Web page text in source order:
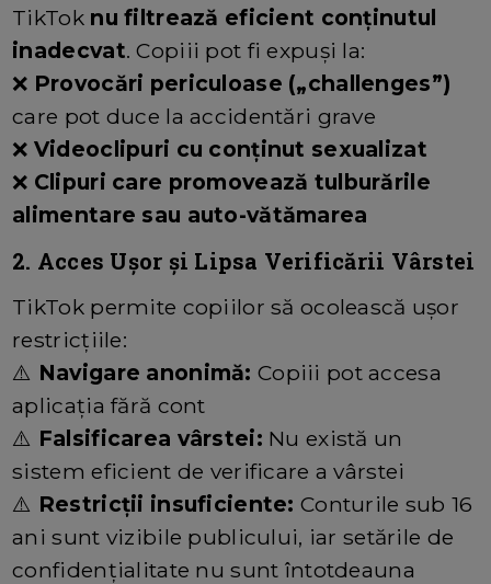
TikTok nu filtrează eficient conținutul
inadecvat. Copiii pot fi expuși la:
❌ Provocări periculoase („challenges”)
care pot duce la accidentări grave
❌ Videoclipuri cu conținut sexualizat
❌ Clipuri care promovează tulburările
alimentare sau auto-vătămarea
2. Acces Ușor și Lipsa Verificării Vârstei
TikTok permite copiilor să ocolească ușor
restricțiile:
⚠️ Navigare anonimă: Copiii pot accesa
aplicația fără cont
⚠️ Falsificarea vârstei: Nu există un
sistem eficient de verificare a vârstei
⚠️ Restricții insuficiente: Conturile sub 16
ani sunt vizibile publicului, iar setările de
confidențialitate nu sunt întotdeauna